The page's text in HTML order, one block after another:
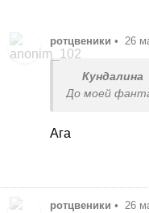
ротцвеники • 26
Кундалина
До моей
Ага
ротцвеники • 26